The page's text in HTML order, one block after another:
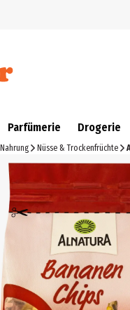
Parfümerie Drogerie
Nahrung Nüsse & Trockenfrüchte